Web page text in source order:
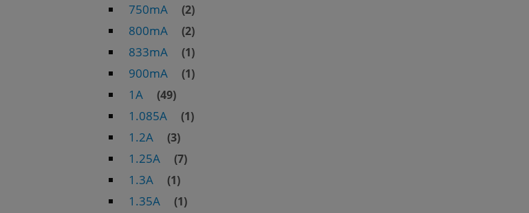
750mA (2)
800mA (2)
833mA (1)
900mA (1)
1A (49)
1.085A (1)
1.2A (3)
1.25A (7)
1.3A (1)
1.35A (1)